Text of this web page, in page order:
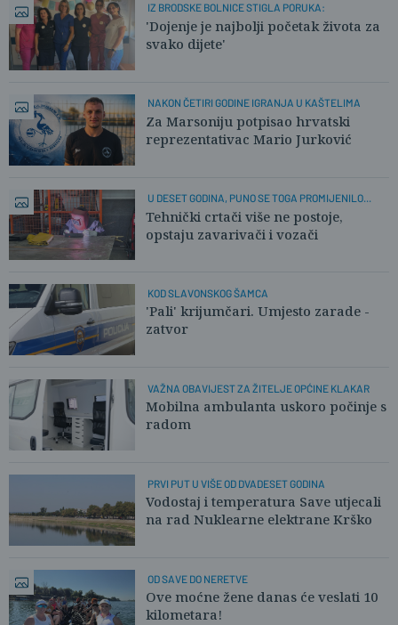
IZ BRODSKE BOLNICE STIGLA PORUKA:
'Dojenje je najbolji početak života za
svako dijete'
NAKON ČETIRI GODINE IGRANJA U KAŠTELIMA
Za Marsoniju potpisao hrvatski
reprezentativac Mario Jurković
U DESET GODINA, PUNO SE TOGA PROMIJENILO...
Tehnički crtači više ne postoje,
opstaju zavarivači i vozači
KOD SLAVONSKOG ŠAMCA
'Pali' krijumčari. Umjesto zarade -
zatvor
VAŽNA OBAVIJEST ZA ŽITELJE OPĆINE KLAKAR
Mobilna ambulanta uskoro počinje s
radom
PRVI PUT U VIŠE OD DVADESET GODINA
Vodostaj i temperatura Save utjecali
na rad Nuklearne elektrane Krško
OD SAVE DO NERETVE
Ove moćne žene danas će veslati 10
kilometara!